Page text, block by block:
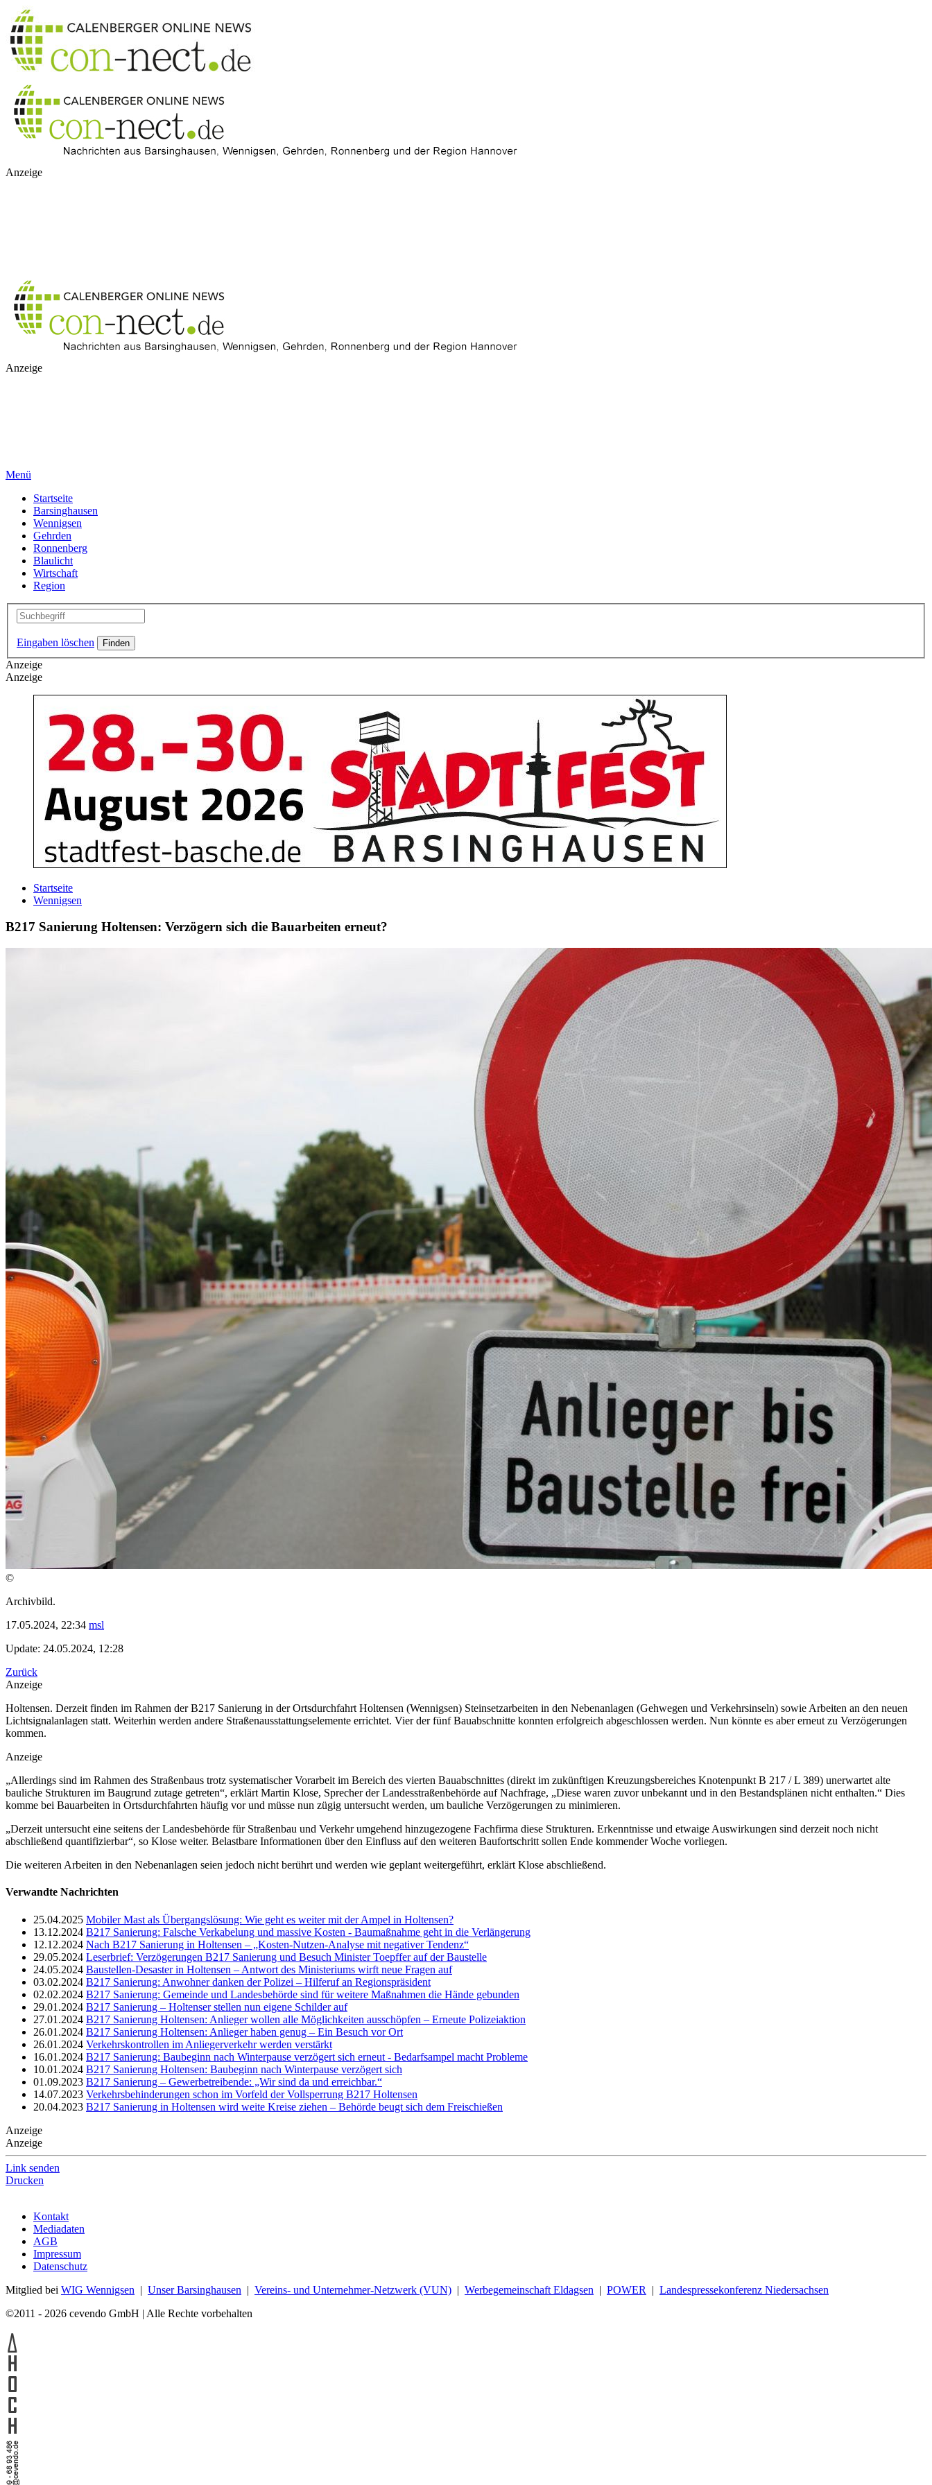
Anzeige
Anzeige
Menü
Startseite
Barsinghausen
Wennigsen
Gehrden
Ronnenberg
Blaulicht
Wirtschaft
Region
Eingaben löschen
Anzeige
Anzeige
Startseite
Wennigsen
B217 Sanierung Holtensen: Verzögern sich die Bauarbeiten erneut?
©
Archivbild.
17.05.2024, 22:34 msl
Update: 24.05.2024, 12:28
Zurück
Anzeige
Holtensen. Derzeit finden im Rahmen der B217 Sanierung in der Ortsdurchfahrt Holtensen (Wennigsen) Steinsetzarbeiten in den Nebenanlagen (Gehwegen und Verkehrsinseln) sowie Arbeiten an den neuen
Lichtsignalanlagen statt. Weiterhin werden andere Straßenausstattungselemente errichtet. Vier der fünf Bauabschnitte konnten erfolgreich abgeschlossen werden. Nun könnte es aber erneut zu Verzögerungen
kommen.
Anzeige
„Allerdings sind im Rahmen des Straßenbaus trotz systematischer Vorarbeit im Bereich des vierten Bauabschnittes (direkt im zukünftigen Kreuzungsbereiches Knotenpunkt B 217 / L 389) unerwartet alte
bauliche Strukturen im Baugrund zutage getreten“, erklärt Martin Klose, Sprecher der Landesstraßenbehörde auf Nachfrage, „Diese waren zuvor unbekannt und in den Bestandsplänen nicht enthalten.“ Dies
komme bei Bauarbeiten in Ortsdurchfahrten häufig vor und müsse nun zügig untersucht werden, um bauliche Verzögerungen zu minimieren.
„Derzeit untersucht eine seitens der Landesbehörde für Straßenbau und Verkehr umgehend hinzugezogene Fachfirma diese Strukturen. Erkenntnisse und etwaige Auswirkungen sind derzeit noch nicht
abschließend quantifizierbar“, so Klose weiter. Belastbare Informationen über den Einfluss auf den weiteren Baufortschritt sollen Ende kommender Woche vorliegen.
Die weiteren Arbeiten in den Nebenanlagen seien jedoch nicht berührt und werden wie geplant weitergeführt, erklärt Klose abschließend.
Verwandte Nachrichten
25.04.2025 Mobiler Mast als Übergangslösung: Wie geht es weiter mit der Ampel in Holtensen?
13.12.2024 B217 Sanierung: Falsche Verkabelung und massive Kosten - Baumaßnahme geht in die Verlängerung
12.12.2024 Nach B217 Sanierung in Holtensen – „Kosten-Nutzen-Analyse mit negativer Tendenz“
29.05.2024 Leserbrief: Verzögerungen B217 Sanierung und Besuch Minister Toepffer auf der Baustelle
24.05.2024 Baustellen-Desaster in Holtensen – Antwort des Ministeriums wirft neue Fragen auf
03.02.2024 B217 Sanierung: Anwohner danken der Polizei – Hilferuf an Regionspräsident
02.02.2024 B217 Sanierung: Gemeinde und Landesbehörde sind für weitere Maßnahmen die Hände gebunden
29.01.2024 B217 Sanierung – Holtenser stellen nun eigene Schilder auf
27.01.2024 B217 Sanierung Holtensen: Anlieger wollen alle Möglichkeiten ausschöpfen – Erneute Polizeiaktion
26.01.2024 B217 Sanierung Holtensen: Anlieger haben genug – Ein Besuch vor Ort
26.01.2024 Verkehrskontrollen im Anliegerverkehr werden verstärkt
16.01.2024 B217 Sanierung: Baubeginn nach Winterpause verzögert sich erneut - Bedarfsampel macht Probleme
10.01.2024 B217 Sanierung Holtensen: Baubeginn nach Winterpause verzögert sich
01.09.2023 B217 Sanierung – Gewerbetreibende: „Wir sind da und erreichbar.“
14.07.2023 Verkehrsbehinderungen schon im Vorfeld der Vollsperrung B217 Holtensen
20.04.2023 B217 Sanierung in Holtensen wird weite Kreise ziehen – Behörde beugt sich dem Freischießen
Anzeige
Anzeige
Link senden
Drucken
Kontakt
Mediadaten
AGB
Impressum
Datenschutz
Mitglied bei WIG Wennigsen | Unser Barsinghausen | Vereins- und Unternehmer-Netzwerk (VUN) | Werbegemeinschaft Eldagsen | POWER | Landespressekonferenz Niedersachsen
©2011 - 2026 cevendo GmbH | Alle Rechte vorbehalten